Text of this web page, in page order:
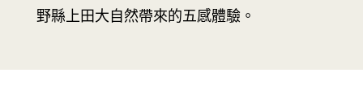
野縣上田大自然帶來的五感體驗。